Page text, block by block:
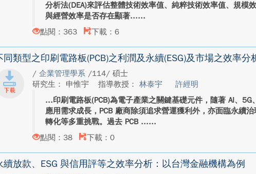
分析法(DEA)來評估整體技術效率值、純粹技術效率值、規模
與經營效率是否存在顯著...
點閱：363
下載：6
同類型之印刷電路板(PCB)之利潤及永續(ESG)及市場之效率分
/企業管理學系 /114/ 碩士
研究生： 申惟宇
指導教授：林泰宇
許經明
印刷電路板(PCB)為電子產業之關鍵基礎元件，隨著 AI、
應用需求成長，PCB 廠商除須追求營運獲利外，亦面臨永續
轉化等多重挑戰。過去 PCB ...
點閱：38
下載：0
續放款、ESG 與信用評等之效率分析：以台灣金融機構為例